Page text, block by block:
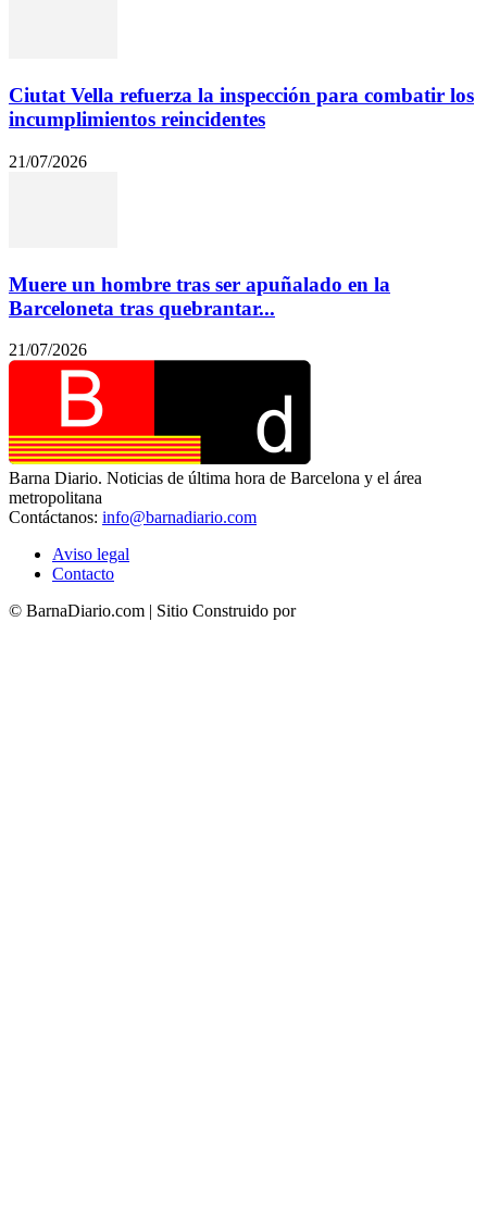
Ciutat Vella refuerza la inspección para combatir los
incumplimientos reincidentes
21/07/2026
Muere un hombre tras ser apuñalado en la
Barceloneta tras quebrantar...
21/07/2026
Barna Diario. Noticias de última hora de Barcelona y el área
metropolitana
Contáctanos: info@barnadiario.com
Aviso legal
Contacto
© BarnaDiario.com | Sitio Construido por